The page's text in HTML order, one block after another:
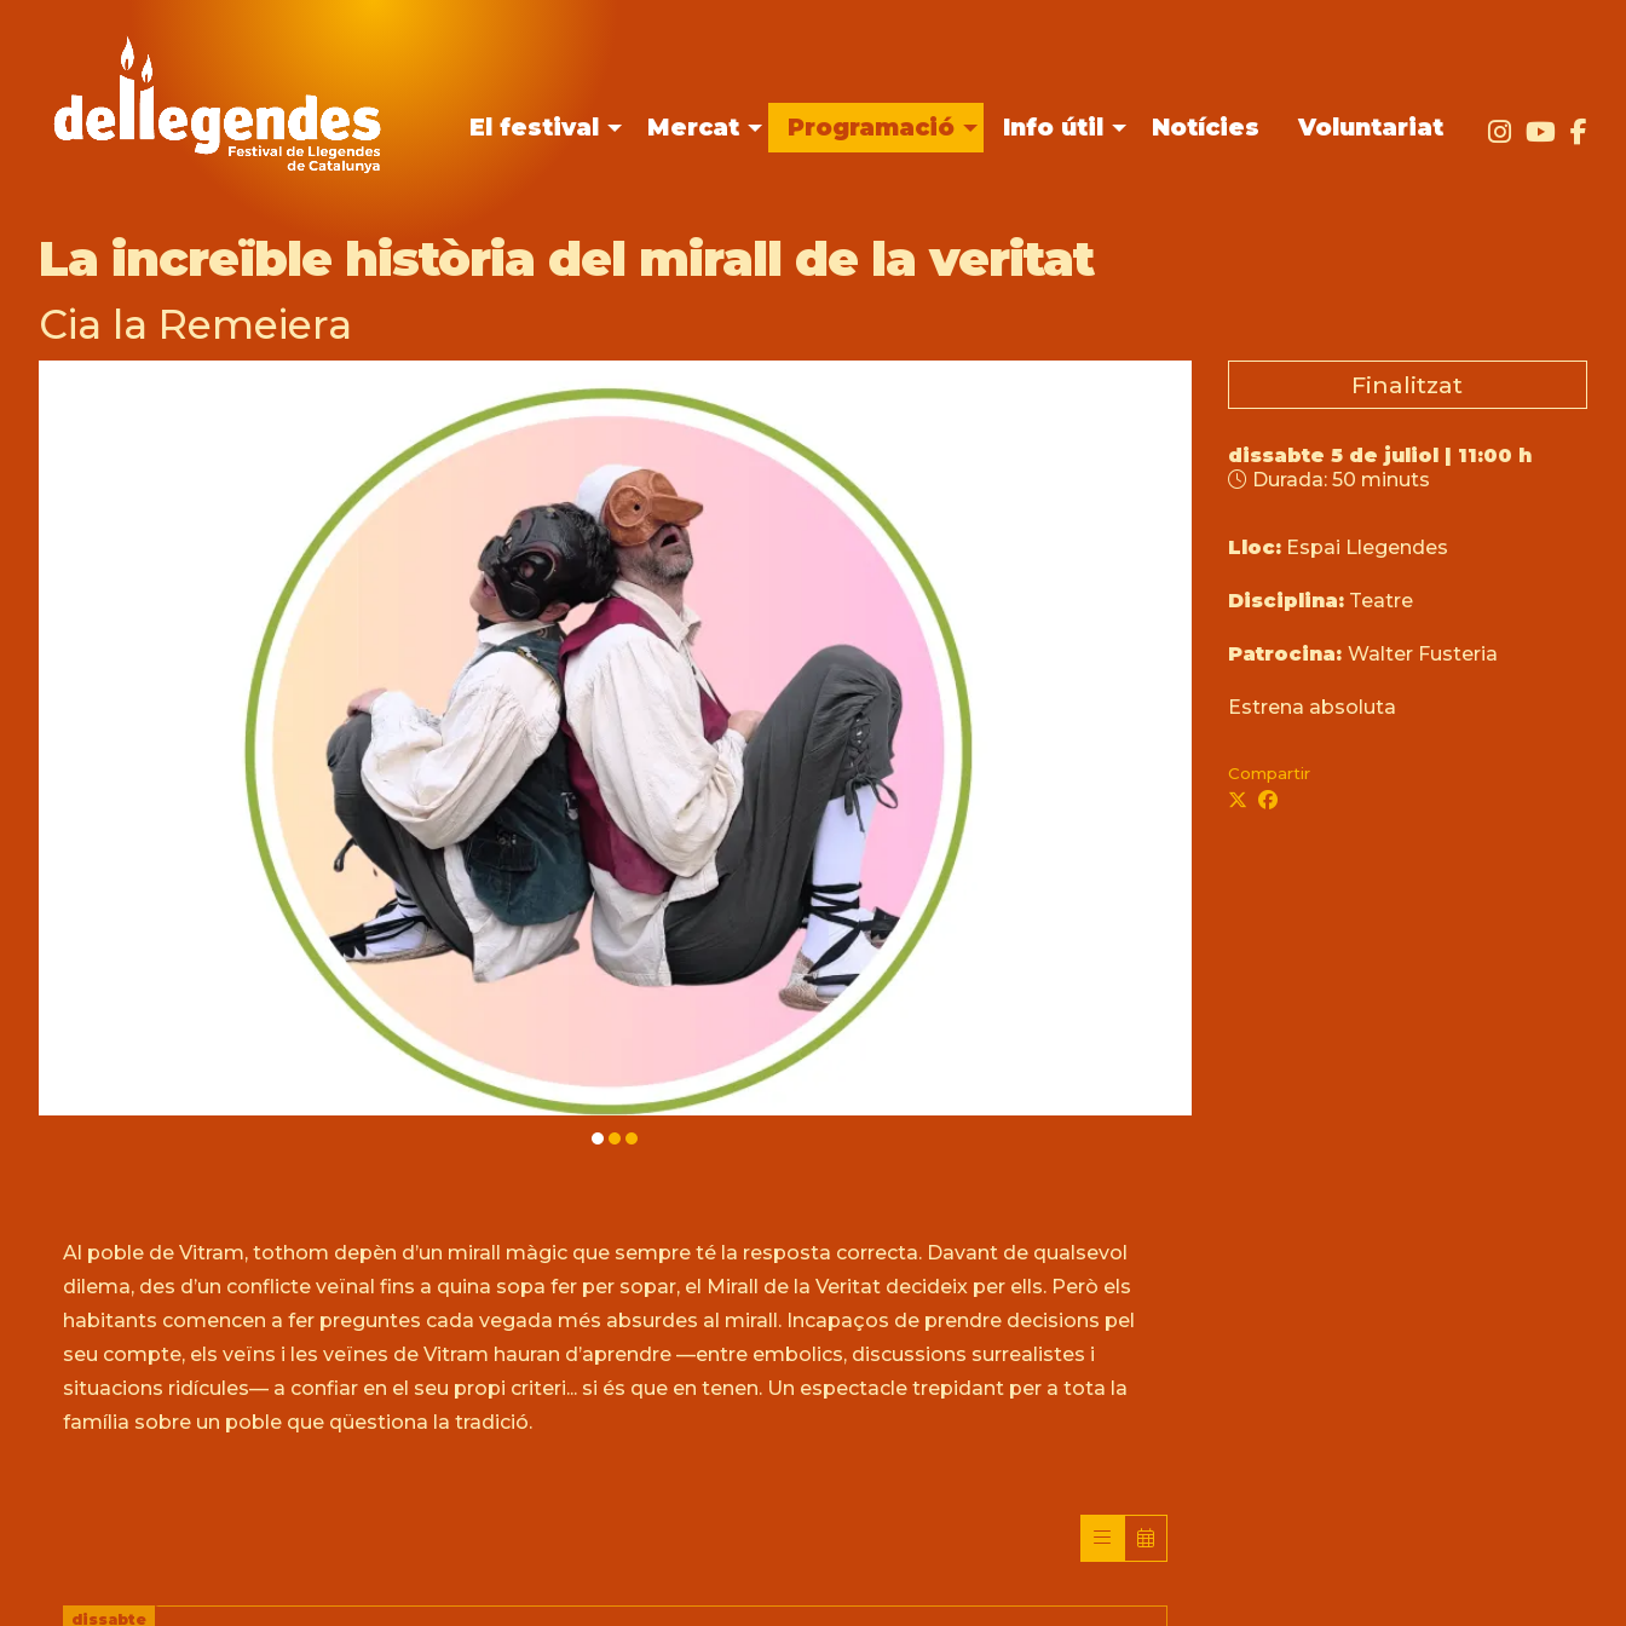
Link a
El festival Mercat Programació Info útil Notícies Voluntariat
La increïble història del mirall de la veritat
Cia la Remeiera
Finalitzat
dissabte 5 de juliol| 11:00 h
Durada:50 minuts
Lloc:Espai Llegendes
Disciplina:Teatre
Patrocina: Walter Fusteria
Estrena absoluta
Compartir
Al poble de Vitram, tothom depèn d’un mirall màgic que sempre té la resposta correcta. Davant de qualsevol
dilema, des d’un conflicte veïnal fins a quina sopa fer per sopar, el Mirall de la Veritat decideix per ells. Però els
habitants comencen a fer preguntes cada vegada més absurdes al mirall. Incapaços de prendre decisions pel
seu compte, els veïns i les veïnes de Vitram hauran d’aprendre —entre embolics, discussions surrealistes i
situacions ridícules— a confiar en el seu propi criteri... si és que en tenen. Un espectacle trepidant per a tota la
família sobre un poble que qüestiona la tradició.
dissabte